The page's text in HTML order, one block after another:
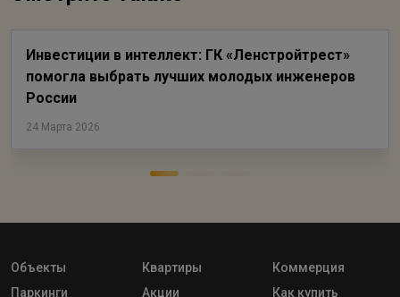
Инвестиции в интеллект: ГК «Ленстройтрест»
помогла выбрать лучших молодых инженеров
России
24 Марта 2026
Объекты Квартиры
Коммерция
Паркинги
Акции
Как купить